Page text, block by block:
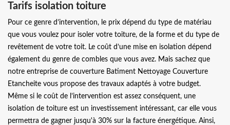
Tarifs isolation toiture
Pour ce genre d’intervention, le prix dépend du type de matériau
que vous voulez pour isoler votre toiture, de la forme et du type de
revêtement de votre toit. Le coût d’une mise en isolation dépend
également du genre de combles que vous avez. Mais sachez que
notre entreprise de couverture Batiment Nettoyage Couverture
Etancheite vous propose des travaux adaptés à votre budget.
Même si le coût de l’intervention est assez conséquent, une
isolation de toiture est un investissement intéressant, car elle vous
permettra de gagner jusqu'à 30% sur la facture énergétique. Ainsi,